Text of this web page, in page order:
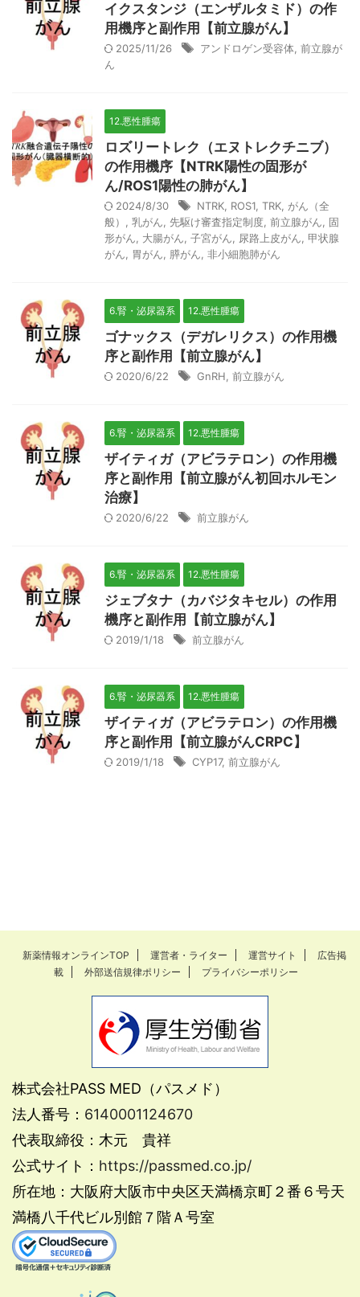
イクスタンジ（エンザルタミド）の作
用機序と副作用【前立腺がん】
2025/11/26 アンドロゲン受容体 前立腺が
ん
12.悪性腫瘍
ロズリートレク（エヌトレクチニブ）
の作用機序【NTRK陽性の固形が
ん/ROS1陽性の肺がん】
2024/8/30 NTRK ROS1 TRK がん（全
般）
乳がん 先駆け審査指定制度 前立腺がん
固
形がん
大腸がん 子宮がん 尿路上皮がん
甲状腺
がん
胃がん 膵がん 非小細胞肺がん
6.腎・泌尿器系 12.悪性腫瘍
ゴナックス（デガレリクス）の作用機
序と副作用【前立腺がん】
2020/6/22 GnRH 前立腺がん
6.腎・泌尿器系 12.悪性腫瘍
ザイティガ（アビラテロン）の作用機
序と副作用【前立腺がん初回ホルモン
治療】
2020/6/22 前立腺がん
6.腎・泌尿器系 12.悪性腫瘍
ジェブタナ（カバジタキセル）の作用
機序と副作用【前立腺がん】
2019/1/18 前立腺がん
6.腎・泌尿器系 12.悪性腫瘍
ザイティガ（アビラテロン）の作用機
序と副作用【前立腺がんCRPC】
2019/1/18 CYP17, 前立腺がん
新薬情報オンラインTOP 運営者・ライター 運営サイト
広告掲
載
外部送信規律ポリシー プライバシーポリシー
株式会社PASS MED（パスメド）
法人番号： 6140001124670
代表取締役：木元 貴祥
公式サイト： https://passmed.co.jp/
所在地：大阪府大阪市中央区天満橋京町２番６号天
満橋八千代ビル別館７階Ａ号室